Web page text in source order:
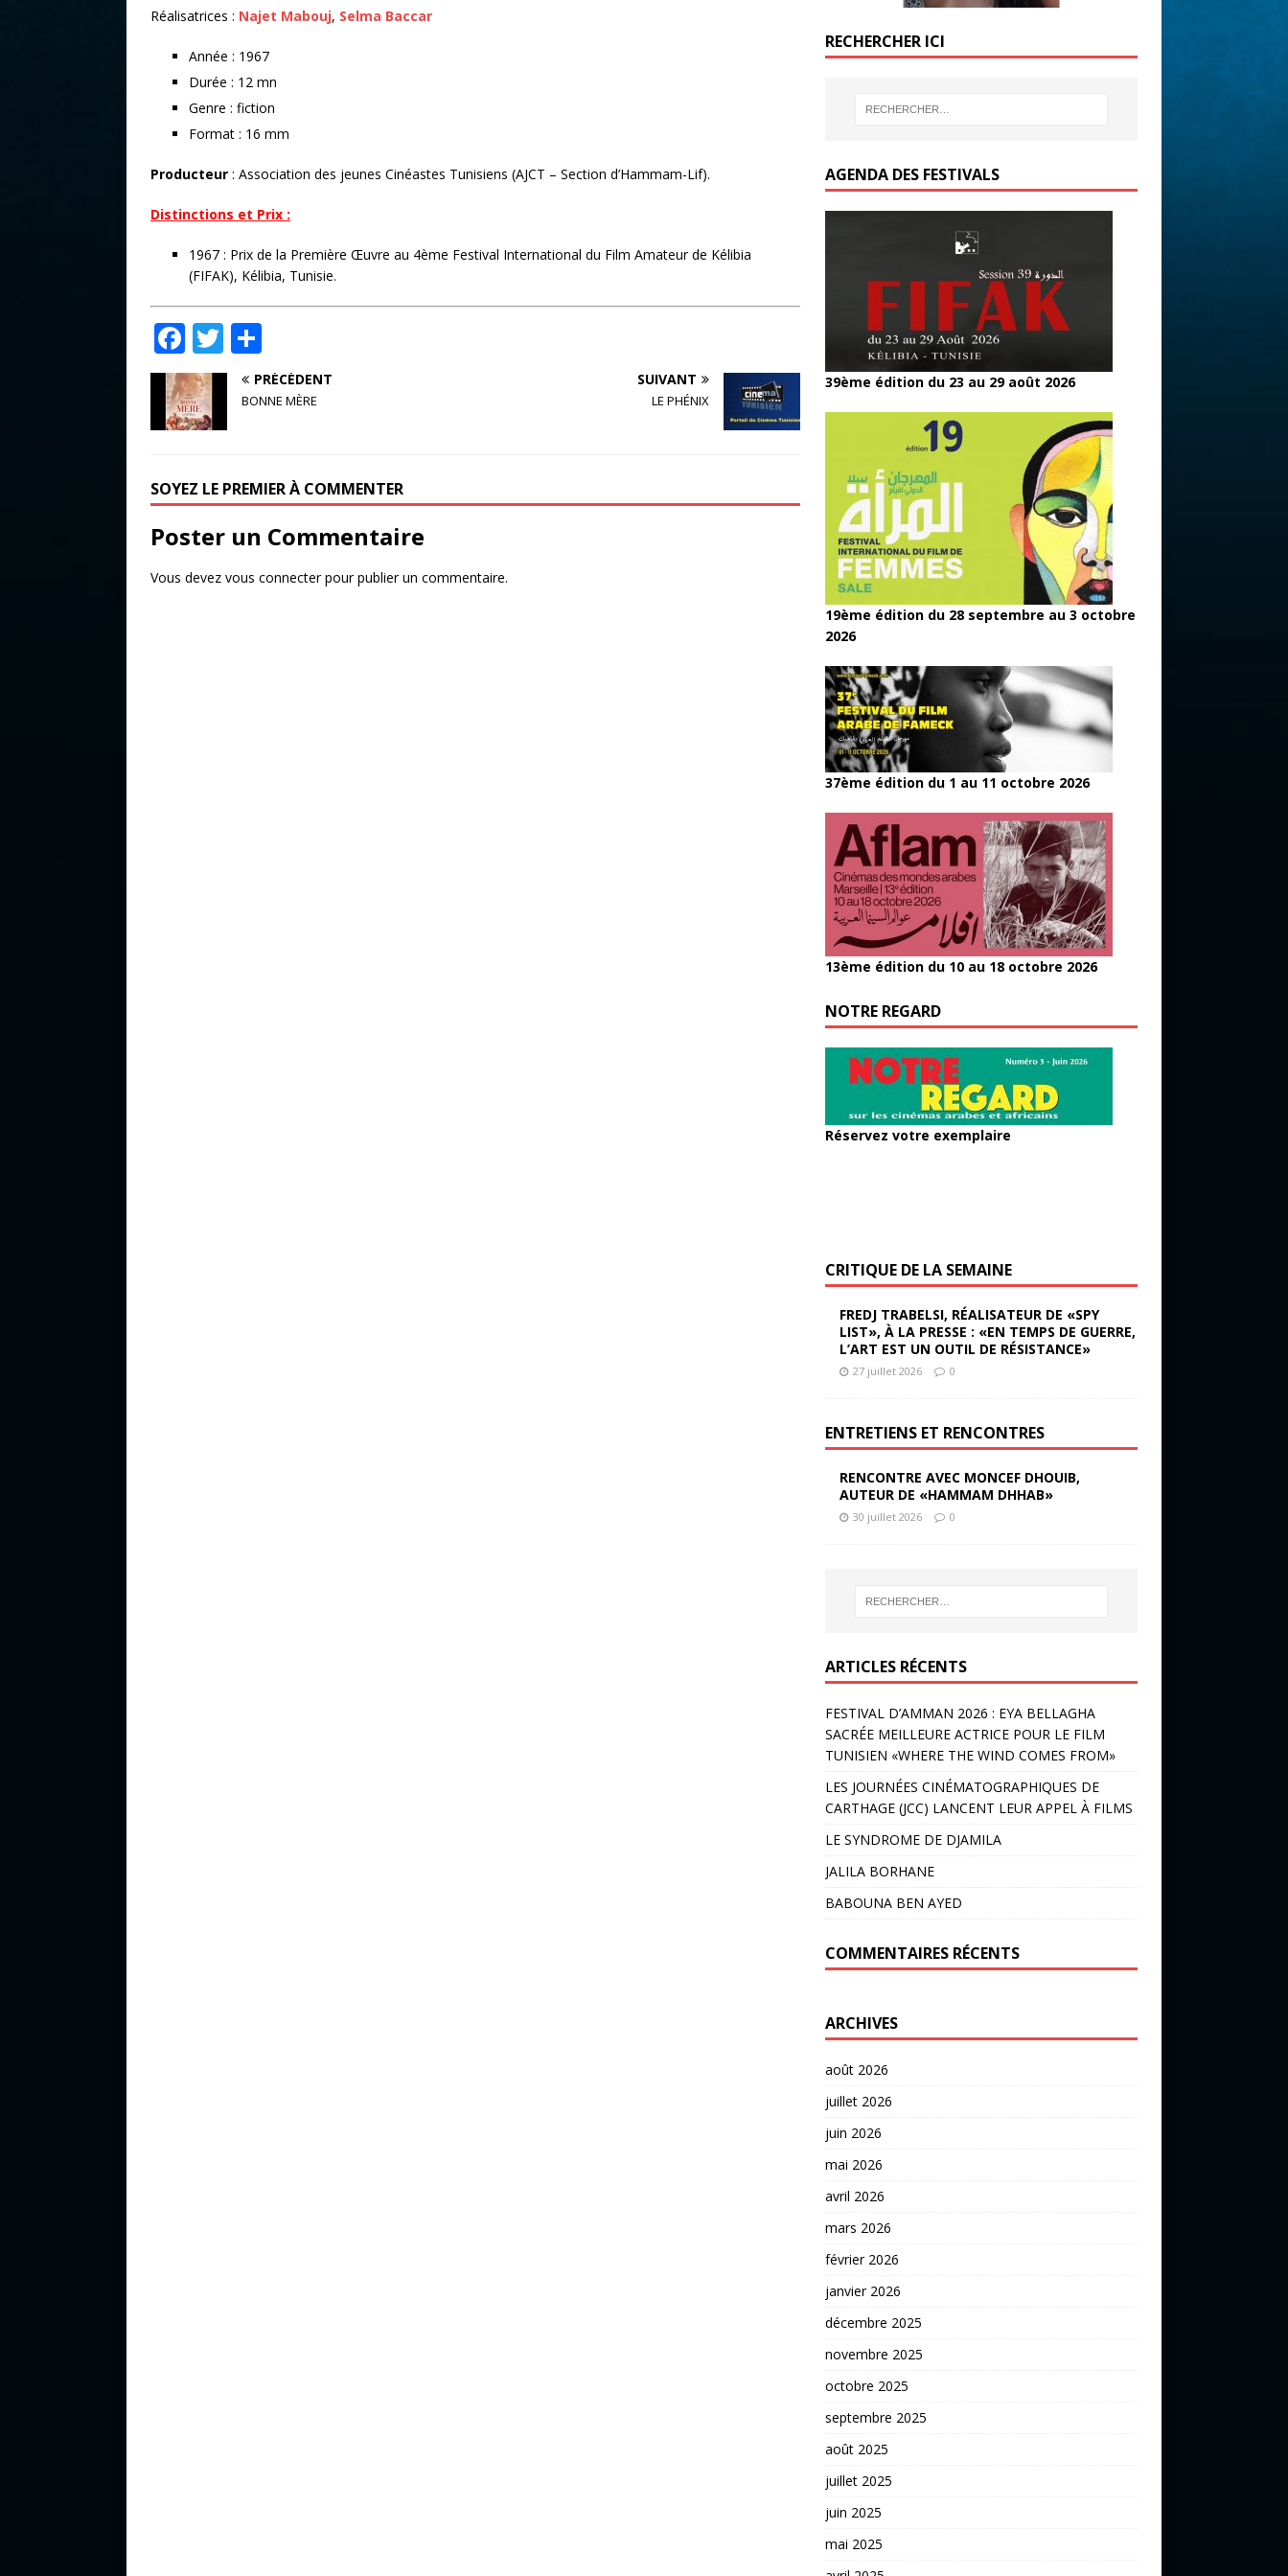
Réalisatrices : Najet Mabouj, Selma Baccar
Année : 1967
Durée : 12 mn
Genre : fiction
Format : 16 mm
Producteur : Association des jeunes Cinéastes Tunisiens (AJCT – Section d’Hammam-Lif).
Distinctions et Prix :
1967 : Prix de la Première Œuvre au 4ème Festival International du Film Amateur de Kélibia
(FIFAK), Kélibia, Tunisie.
F
a
c
e
o
o
k
T
w
it
te
ar
ta
r
PRÉCÉDENT
BONNE MÈRE
SUIVANT
LE PHÉNIX
SOYEZ LE PREMIER À COMMENTER
Poster un Commentaire
Vous devez vous connecterpour publier un commentaire.
RECHERCHER ICI
AGENDA DES FESTIVALS
39ème édition du 23 au 29 août 2026
19ème édition du 28 septembre au 3 octobre
2026
37ème édition du 1 au 11 octobre 2026
13ème édition du 10 au 18 octobre 2026
NOTRE REGARD
Réservez votre exemplaire
CRITIQUE DE LA SEMAINE
FREDJ TRABELSI, RÉALISATEUR DE «SPY
LIST», À LA PRESSE : «EN TEMPS DE GUERRE,
L’ART EST UN OUTIL DE RÉSISTANCE»
27 juillet 2026 0
ENTRETIENS ET RENCONTRES
RENCONTRE AVEC MONCEF DHOUIB,
AUTEUR DE «HAMMAM DHHAB»
30 juillet 2026 0
ARTICLES RÉCENTS
FESTIVAL D’AMMAN 2026 : EYA BELLAGHA
SACRÉE MEILLEURE ACTRICE POUR LE FILM
TUNISIEN «WHERE THE WIND COMES FROM»
LES JOURNÉES CINÉMATOGRAPHIQUES DE
CARTHAGE (JCC) LANCENT LEUR APPEL À FILMS
LE SYNDROME DE DJAMILA
JALILA BORHANE
BABOUNA BEN AYED
COMMENTAIRES RÉCENTS
ARCHIVES
août 2026
juillet 2026
juin 2026
mai 2026
avril 2026
mars 2026
février 2026
janvier 2026
décembre 2025
novembre 2025
octobre 2025
septembre 2025
août 2025
juillet 2025
juin 2025
mai 2025